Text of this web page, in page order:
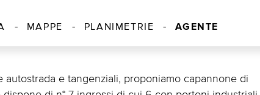
MAPPE PLANIMETRIE AGENTE
autostrada e tangenziali, proponiamo capannone di